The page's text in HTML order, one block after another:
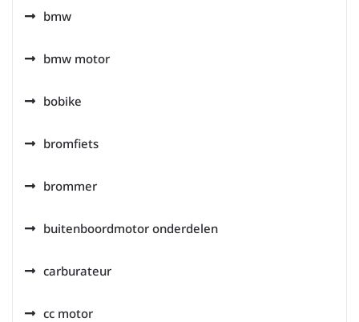
bmw
bmw motor
bobike
bromfiets
brommer
buitenboordmotor onderdelen
carburateur
cc motor